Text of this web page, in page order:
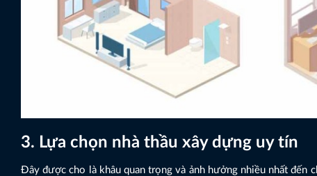
3. Lựa chọn nhà thầu xây dựng uy tín
Đây được cho là khâu quan trọng và ảnh hưởng nhiều nhất đến